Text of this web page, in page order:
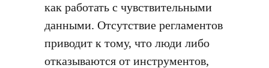
как работать с чувствительными
данными. Отсутствие регламентов
приводит к тому, что люди либо
отказываются от инструментов,